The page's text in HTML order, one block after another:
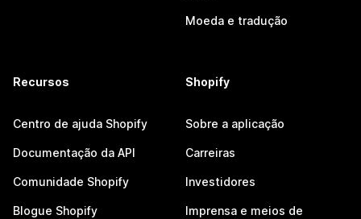
Moeda e tradução
Recursos
Centro de ajuda Shopify
Documentação da API
Comunidade Shopify
Blogue Shopify
Shopify
Sobre a aplicação
Carreiras
Investidores
Imprensa e meios de